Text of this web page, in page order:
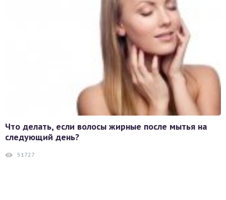
Что делать, если волосы жирные после мытья на
следующий день?
51727